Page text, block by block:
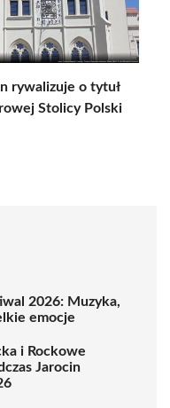
rywalizuje o tytuł
Stolicy Polski
2026: Muzyka,
emocje
i Rockowe
Jarocin